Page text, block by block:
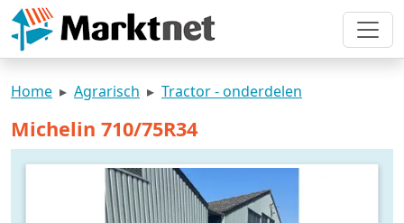
Home Agrarisch Tractor - onderdelen
Michelin 710/75R34